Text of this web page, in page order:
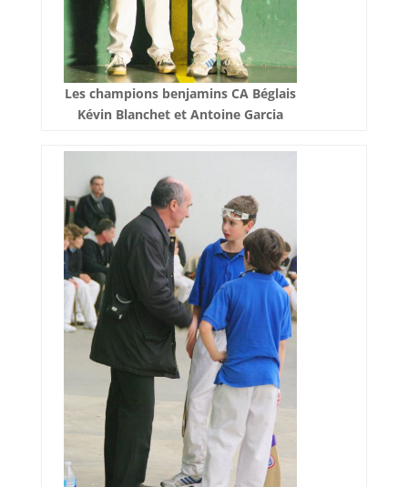
Les champions benjamins CA Béglais
Kévin Blanchet et Antoine Garcia